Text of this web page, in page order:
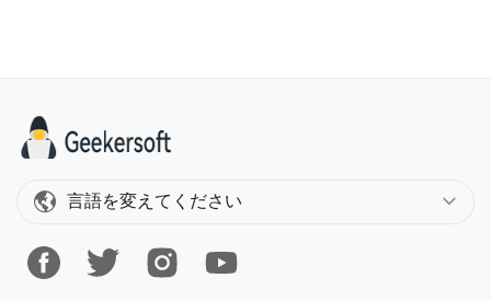
言語を変えてください